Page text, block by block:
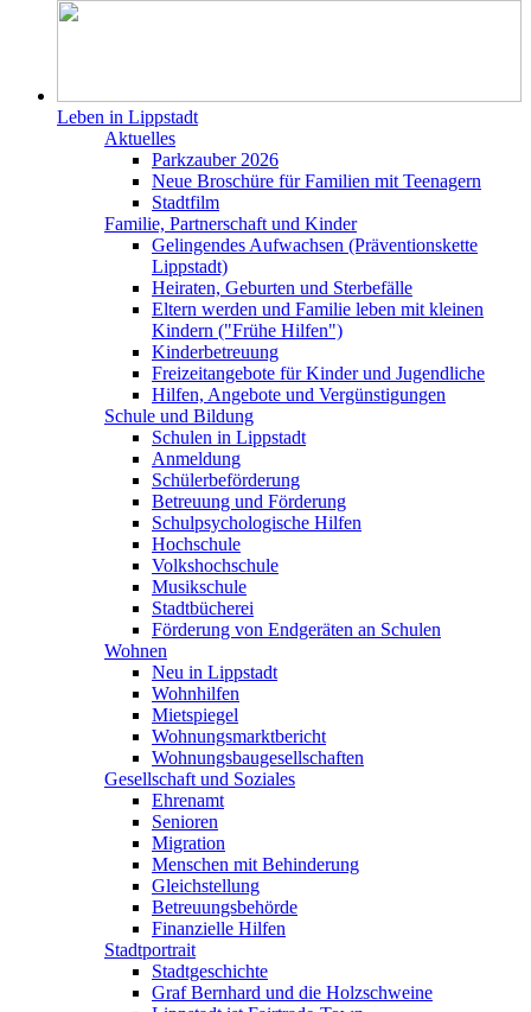
Leben in Lippstadt
Aktuelles
Parkzauber 2026
Neue Broschüre für Familien mit Teenagern
Stadtfilm
Familie, Partnerschaft und Kinder
Gelingendes Aufwachsen (Präventionskette
Lippstadt)
Heiraten, Geburten und Sterbefälle
Eltern werden und Familie leben mit kleinen
Kindern ("Frühe Hilfen")
Kinderbetreuung
Freizeitangebote für Kinder und Jugendliche
Hilfen, Angebote und Vergünstigungen
Schule und Bildung
Schulen in Lippstadt
Anmeldung
Schülerbeförderung
Betreuung und Förderung
Schulpsychologische Hilfen
Hochschule
Volkshochschule
Musikschule
Stadtbücherei
Förderung von Endgeräten an Schulen
Wohnen
Neu in Lippstadt
Wohnhilfen
Mietspiegel
Wohnungsmarktbericht
Wohnungsbaugesellschaften
Gesellschaft und Soziales
Ehrenamt
Senioren
Migration
Menschen mit Behinderung
Gleichstellung
Betreuungsbehörde
Finanzielle Hilfen
Stadtportrait
Stadtgeschichte
Graf Bernhard und die Holzschweine